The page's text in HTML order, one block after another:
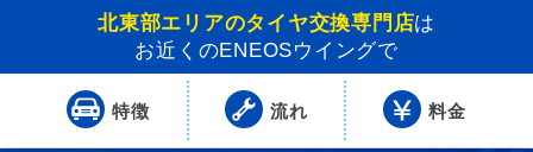
北東部エリアのタイヤ交換専門店は
お近くのENEOSウイングで
特徴 流れ 料金